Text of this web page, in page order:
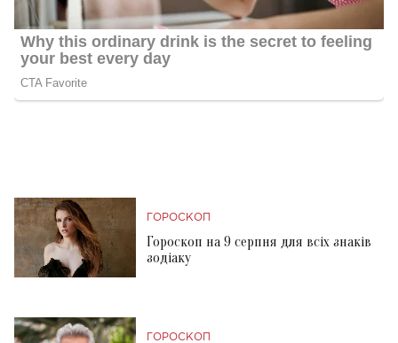
ГОРОСКОП
Гороскоп на 9 серпня для всіх знаків
зодіаку
ГОРОСКОП